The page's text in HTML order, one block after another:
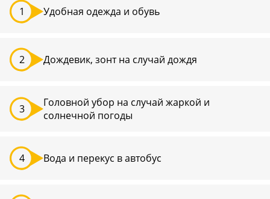
Удобная одежда и обувь
Дождевик, зонт на случай дождя
Головной убор на случай жаркой и
солнечной погоды
Вода и перекус в автобус